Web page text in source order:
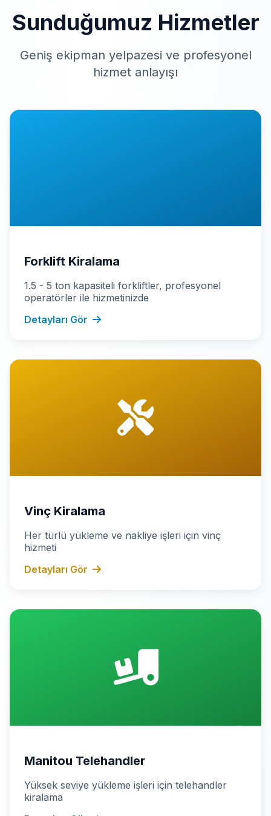
Sunduğumuz Hizmetler
Geniş ekipman yelpazesi ve profesyonel
hizmet anlayışı
Forklift Kiralama
1.5 - 5 ton kapasiteli forkliftler, profesyonel
operatörler ile hizmetinizde
Detayları Gör
Vinç Kiralama
Her türlü yükleme ve nakliye işleri için vinç
hizmeti
Detayları Gör
Manitou Telehandler
Yüksek seviye yükleme işleri için telehandler
kiralama